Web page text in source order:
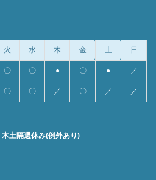
火 水 木 金 土 日
〇 〇 ● 〇 ● ／
〇 〇 ／ 〇 ／ ／
土隔週休み(例外あり)